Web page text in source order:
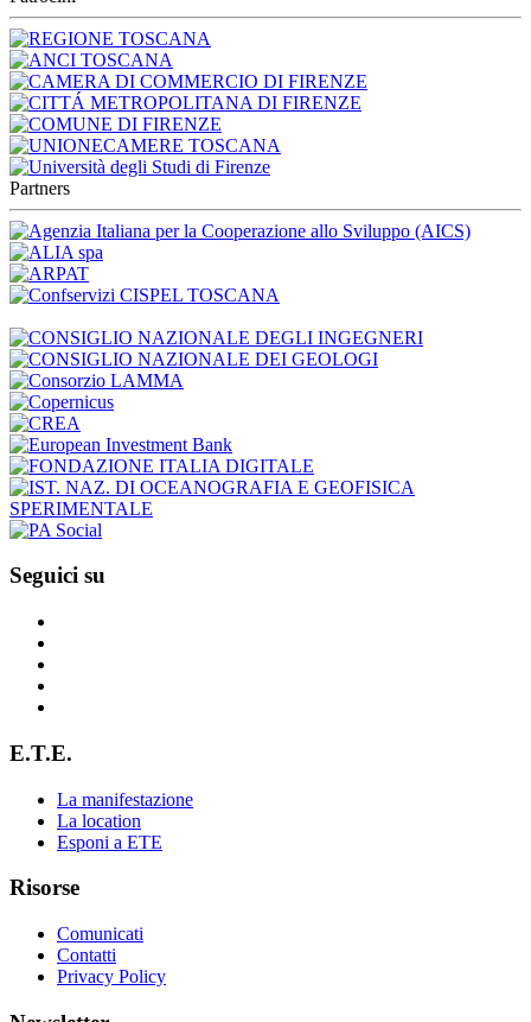
Partners
Seguici su
E.T.E.
La manifestazione
La location
Esponi a ETE
Risorse
Comunicati
Contatti
Privacy Policy